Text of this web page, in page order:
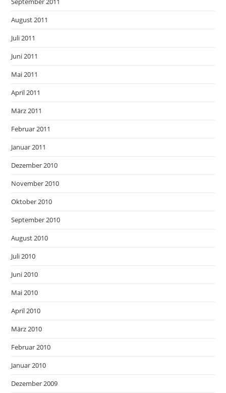
August 2011
Juli 2011
Juni 2011
Mai 2011
April 2011
März 2011
Februar 2011
Januar 2011
Dezember 2010
November 2010
Oktober 2010
September 2010
August 2010
Juli 2010
Juni 2010
Mai 2010
April 2010
März 2010
Februar 2010
Januar 2010
Dezember 2009